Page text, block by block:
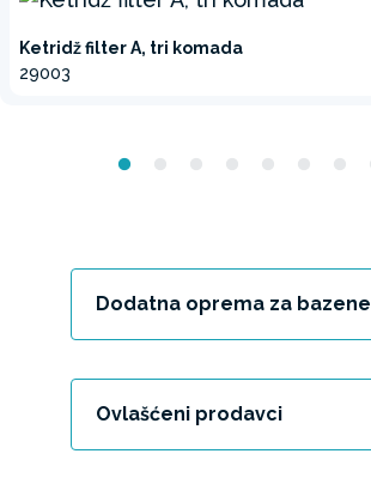
Ketridž filter A, tri komada
29003
Dodatna oprema za bazene
Ovlašćeni prodavci